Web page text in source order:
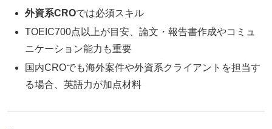
外資系CROでは必須スキル
TOEIC700点以上が目安、論文・報告書作成やコミュ
ニケーション能力も重要
国内CROでも海外案件や外資系クライアントを担当す
る場合、英語力が加点材料